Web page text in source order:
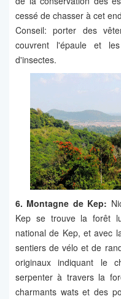
cessé de chasser à cet
Conseil: porter des
couvrent l'épaule et
d'insectes.
6. Montagne de Kep:
Kep se trouve la forêt
national de Kep, et avec
sentiers de vélo et de
originaux indiquant le
serpenter à travers la
charmants wats et des